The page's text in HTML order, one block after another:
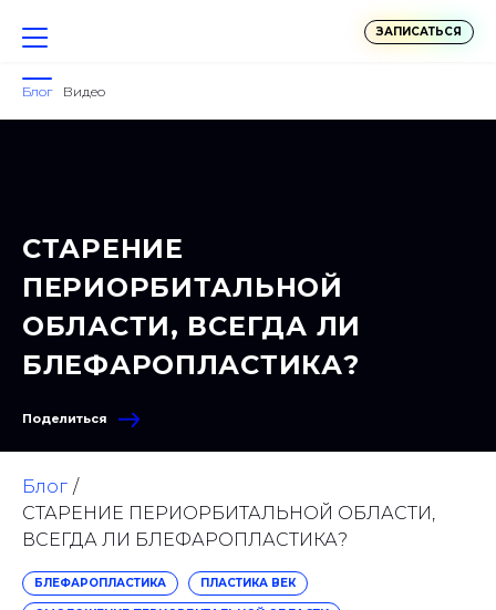
ЗАПИСАТЬСЯ
Блог Видео
СТАРЕНИЕ
ПЕРИОРБИТАЛЬНОЙ
ОБЛАСТИ, ВСЕГДА ЛИ
БЛЕФАРОПЛАСТИКА?
Поделиться
Блог
СТАРЕНИЕ ПЕРИОРБИТАЛЬНОЙ ОБЛАСТИ,
ВСЕГДА ЛИ БЛЕФАРОПЛАСТИКА?
БЛЕФАРОПЛАСТИКА ПЛАСТИКА ВЕК